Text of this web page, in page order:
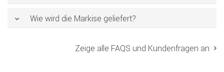
Wie wird die Markise geliefert?
Zeige alle FAQS und Kundenfragen an